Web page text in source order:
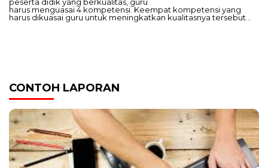
peserta didik yang berkualitas, guru
harus menguasai 4 kompetensi. Keempat kompetensi yang
harus dikuasai guru untuk meningkatkan kualitasnya tersebut…
CONTOH LAPORAN